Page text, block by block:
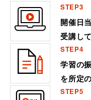
STEP3
開催日
受講し
STEP4
学習の
を所定
STEP5